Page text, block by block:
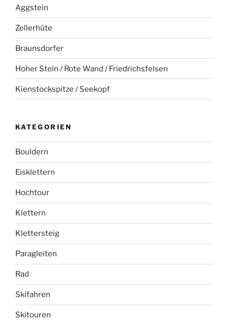
Aggstein
Zellerhüte
Braunsdorfer
Hoher Stein / Rote Wand / Friedrichsfelsen
Kienstockspitze / Seekopf
KATEGORIEN
Bouldern
Eisklettern
Hochtour
Klettern
Klettersteig
Paragleiten
Rad
Skifahren
Skitouren